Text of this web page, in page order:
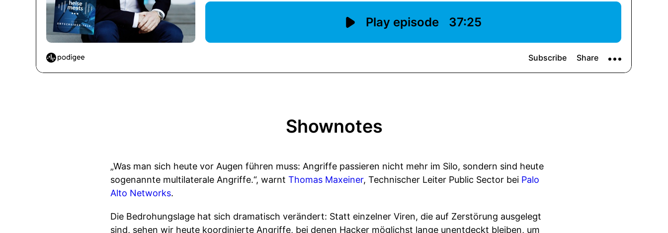
Shownotes
„Was man sich heute vor Augen führen muss: Angriffe passieren nicht mehr im Silo, sondern sind heute
sogenannte multilaterale Angriffe.“, warnt Thomas Maxeiner, Technischer Leiter Public Sector bei Palo
Alto Networks.
Die Bedrohungslage hat sich dramatisch verändert: Statt einzelner Viren, die auf Zerstörung ausgelegt
sind, sehen wir heute koordinierte Angriffe, bei denen Hacker möglichst lange unentdeckt bleiben, um